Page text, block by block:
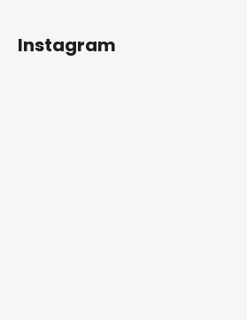
Instagram